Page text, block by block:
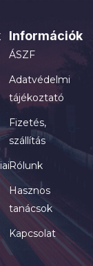
Információk
ÁSZF
Adatvédelmi
tájékoztató
Fizetés,
szállítás
Rólunk
Hasznos
tanácsok
Kapcsolat